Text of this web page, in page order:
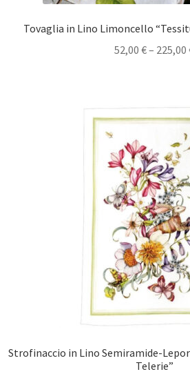
Tovaglia in Lino Limoncello
52,00 €– 225,00
Strofinaccio in Lino Semiramide-
Telerie”